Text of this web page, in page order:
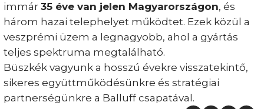
immár 35 éve van jelen Magyarországon, és
három hazai telephelyet működtet. Ezek közül a
veszprémi üzem a legnagyobb, ahol a gyártás
teljes spektruma megtalálható.
Büszkék vagyunk a hosszú évekre visszatekintő,
sikeres együttműködésünkre és stratégiai
partnerségünkre a Balluff csapatával.